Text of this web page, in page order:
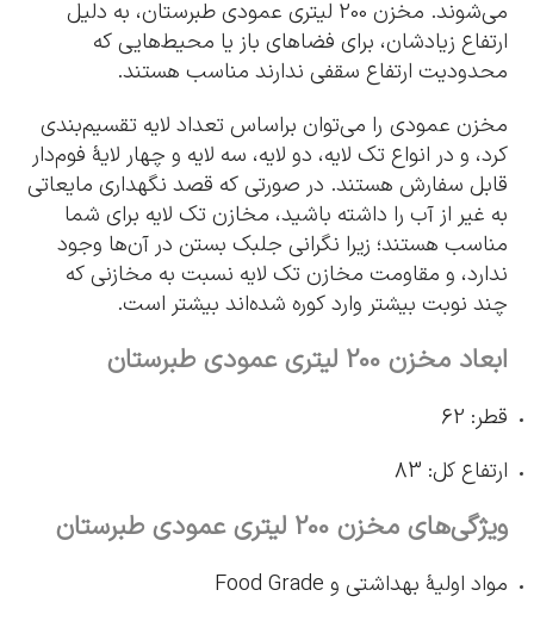
می‌شوند. مخزن 200 لیتری عمودی طبرستان، به دلیل
ارتفاع زیادشان، برای فضاهای باز یا محیط‌هایی که
محدودیت ارتفاع سقفی ندارند مناسب هستند.
مخزن عمودی را می‌توان براساس تعداد لایه تقسیم‌بندی
کرد، و در انواع تک لایه، دو لایه، سه لایه و چهار لایۀ فوم‌دار
قابل سفارش هستند. در صورتی که قصد نگهداری مایعاتی
به غیر از آب را داشته باشید، مخازن تک لایه برای شما
مناسب هستند؛ زیرا نگرانی جلبک بستن در آن‌ها وجود
ندارد، و مقاومت مخازن تک لایه نسبت به مخازنی که
چند نوبت بیشتر وارد کوره شده‌اند بیشتر است.
ابعاد مخزن 200 لیتری عمودی طبرستان
قطر: 62
ارتفاع کل: 83
ویژگی‌های مخزن 200 لیتری عمودی طبرستان
مواد اولیۀ بهداشتی و Food Grade